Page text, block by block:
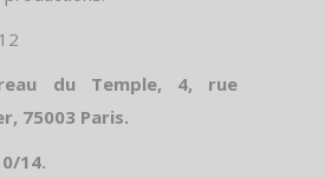
du Temple, 4, rue
75003 Paris.
14.